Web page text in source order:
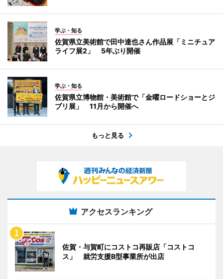
学ぶ・知る
佐賀県立美術館で田中達也さん作品展「ミニチュア
ライフ展2」 5年ぶり開催
学ぶ・知る
佐賀県立博物館・美術館で「金曜ロードショーとジ
ブリ展」 11月から開催へ
もっと見る
アクセスランキング
佐賀・与賀町にコストコ再販店「コストコ
ス」 就労支援B型事業所が出店